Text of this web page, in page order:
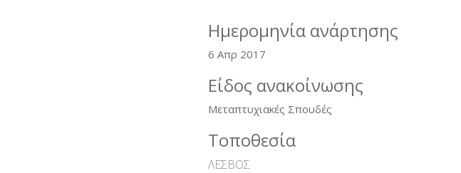
Ημερομηνία ανάρτησης
6 Απρ 2017
Είδος ανακοίνωσης
Μεταπτυχιακές Σπουδές
Τοποθεσία
ΛΕΣΒΟΣ